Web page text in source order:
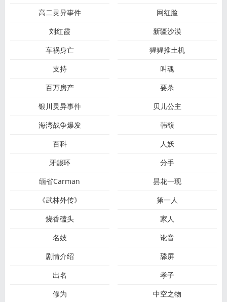
高二灵异事件
网红脸
刘红霞
新疆沙漠
车祸身亡
猩猩推土机
支持
叫魂
百万房产
要杀
银川灵异事件
贝儿公主
海湾战争爆发
韩馥
百科
人妖
牙龈环
分手
缅省Carman
昙花一现
《武林外传》
第一人
烧香磕头
家人
名妓
讹音
剧情介绍
舔屏
出名
孝子
修为
中空之物